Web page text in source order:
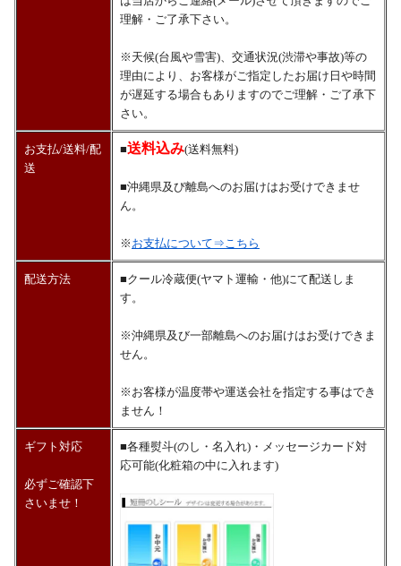
理解・ご了承下さい。
※天候(台風や雪害)、交通状況(渋滞や事故)等の
理由により、お客様がご指定したお届け日や時間
が遅延する場合もありますのでご理解・ご了承下
さい。
お支払/送料/配
送
■送料込み(送料無料)
■沖縄県及び離島へのお届けはお受けできませ
ん。
※ お支払について⇒こちら
配送方法
■クール冷蔵便(ヤマト運輸・他)にて配送しま
す。
※沖縄県及び一部離島へのお届けはお受けできま
せん。
※お客様が温度帯や運送会社を指定する事はでき
ません！
ギフト対応
必ずご確認下
さいませ！
■各種熨斗(のし・名入れ)・メッセージカード対
応可能(化粧箱の中に入れます)